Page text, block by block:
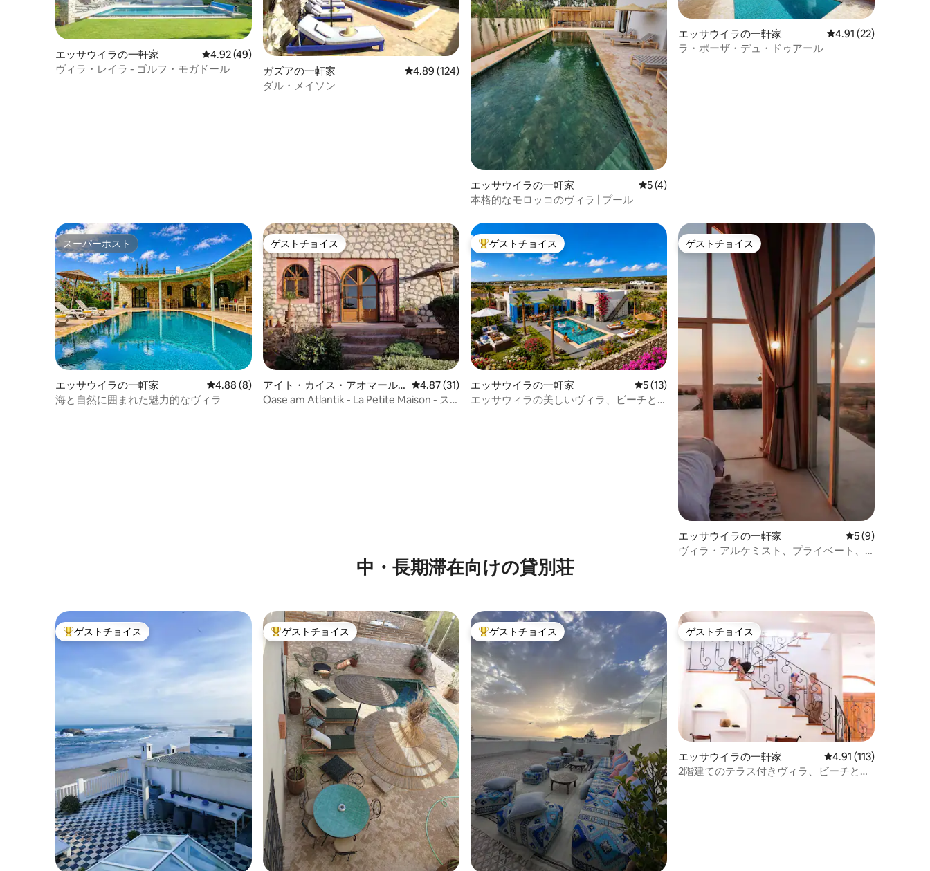
エッサウイラの一軒家 レビュー49件、5つ星中4.92つ星の平均評価
4.92 (49)
ヴィラ・レイラ - ゴルフ・モガドール
ガズアの一軒家 レビュー124件、5つ星中4.89つ星の平均評価
4.89 (124)
ダル・メイソン
エッサウイラの一軒家 レビュー4件、5つ星中5つ星の平均評価
5 (4)
本格的なモロッコのヴィラ | プール
エッサウイラの一軒家 レビュー22件、5つ
4.91 (22)
ラ・ポーザ・デュ・ドゥアール
スーパーホスト
スーパーホスト
エッサウイラの一軒家 レビュー8件、5つ星中4.88つ星の平均評価
4.88 (8)
海と自然に囲まれた魅力的なヴィラ
ゲストチョイス
ゲストチョイス
アイト・カイス・アオマール
の一軒家
レビュー31件、5つ星中4.87つ星の平均評価
4.87 (31)
Oase am Atlantik - La Petite Maison - ス
大好評のゲストチョイスです。
ゲストチョイス
エッサウイラの一軒家 レビュー13件、5つ星中5つ星の平均評価
5 (13)
エッサウィラの美しいヴィラ、ビーチと
ゲストチョイス
ゲストチョイス
エッサウイラの一軒家 レビュー9件、5
5 (9)
ヴィラ・アルケミスト、プライベート、
中・長期滞在向けの貸別荘
大好評のゲストチョイスです。
ゲストチョイス 大好評のゲストチョイスです。
ゲストチョイス 大好評のゲストチョイスです。
ゲストチョイス ゲストチョイス
ゲストチョイス
エッサウイラの一軒家 レビュー113件、5つ
4.91 (113)
2階建てのテラス付きヴィラ、ビーチと施